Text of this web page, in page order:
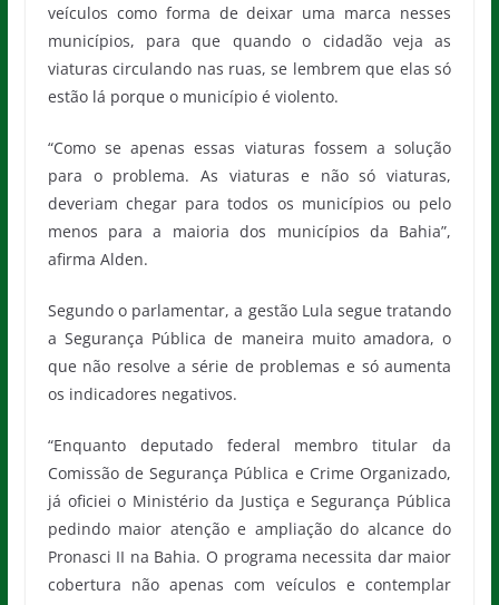
veículos como forma de deixar uma marca nesses
municípios, para que quando o cidadão veja as
viaturas circulando nas ruas, se lembrem que elas só
estão lá porque o município é violento.
“Como se apenas essas viaturas fossem a solução
para o problema. As viaturas e não só viaturas,
deveriam chegar para todos os municípios ou pelo
menos para a maioria dos municípios da Bahia”,
afirma Alden.
Segundo o parlamentar, a gestão Lula segue tratando
a Segurança Pública de maneira muito amadora, o
que não resolve a série de problemas e só aumenta
os indicadores negativos.
“Enquanto deputado federal membro titular da
Comissão de Segurança Pública e Crime Organizado,
já oficiei o Ministério da Justiça e Segurança Pública
pedindo maior atenção e ampliação do alcance do
Pronasci II na Bahia. O programa necessita dar maior
cobertura não apenas com veículos e contemplar